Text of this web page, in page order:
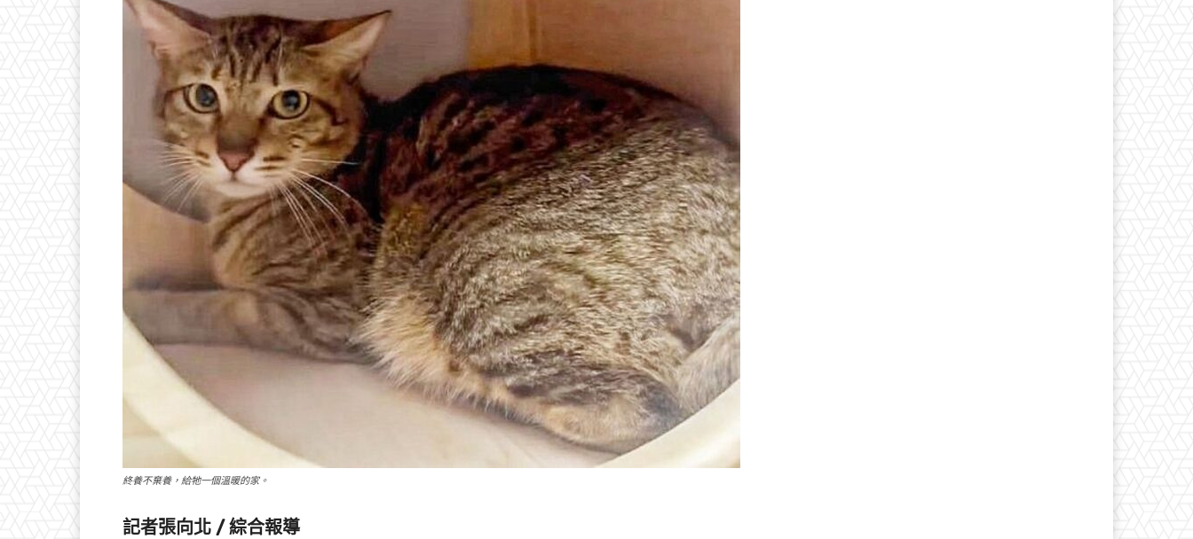
終養不棄養，給牠一個溫暖的家。
記者張向北 / 綜合報導